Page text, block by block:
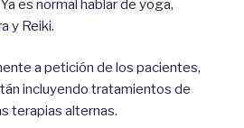
es normal hablar de yoga,
y Reiki.
a petición de los pacientes,
incluyendo tratamientos de
terapias alternas.